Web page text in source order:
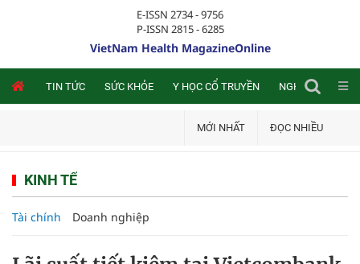
E-ISSN 2734 - 9756
P-ISSN 2815 - 6285
VietNam Health MagazineOnline
TIN TỨC SỨC KHỎE Y HỌC CỔ TRUYỀN NGHIÊN CỨU
MỚI NHẤT ĐỌC NHIỀU
KINH TẾ
Tài chính Doanh nghiệp